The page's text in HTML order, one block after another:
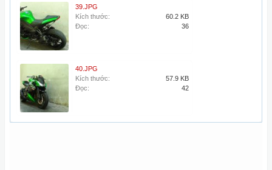
39.JPG
Kích thước:
60.2 KB
Đọc:
36
40.JPG
Kích thước:
57.9 KB
Đọc:
42